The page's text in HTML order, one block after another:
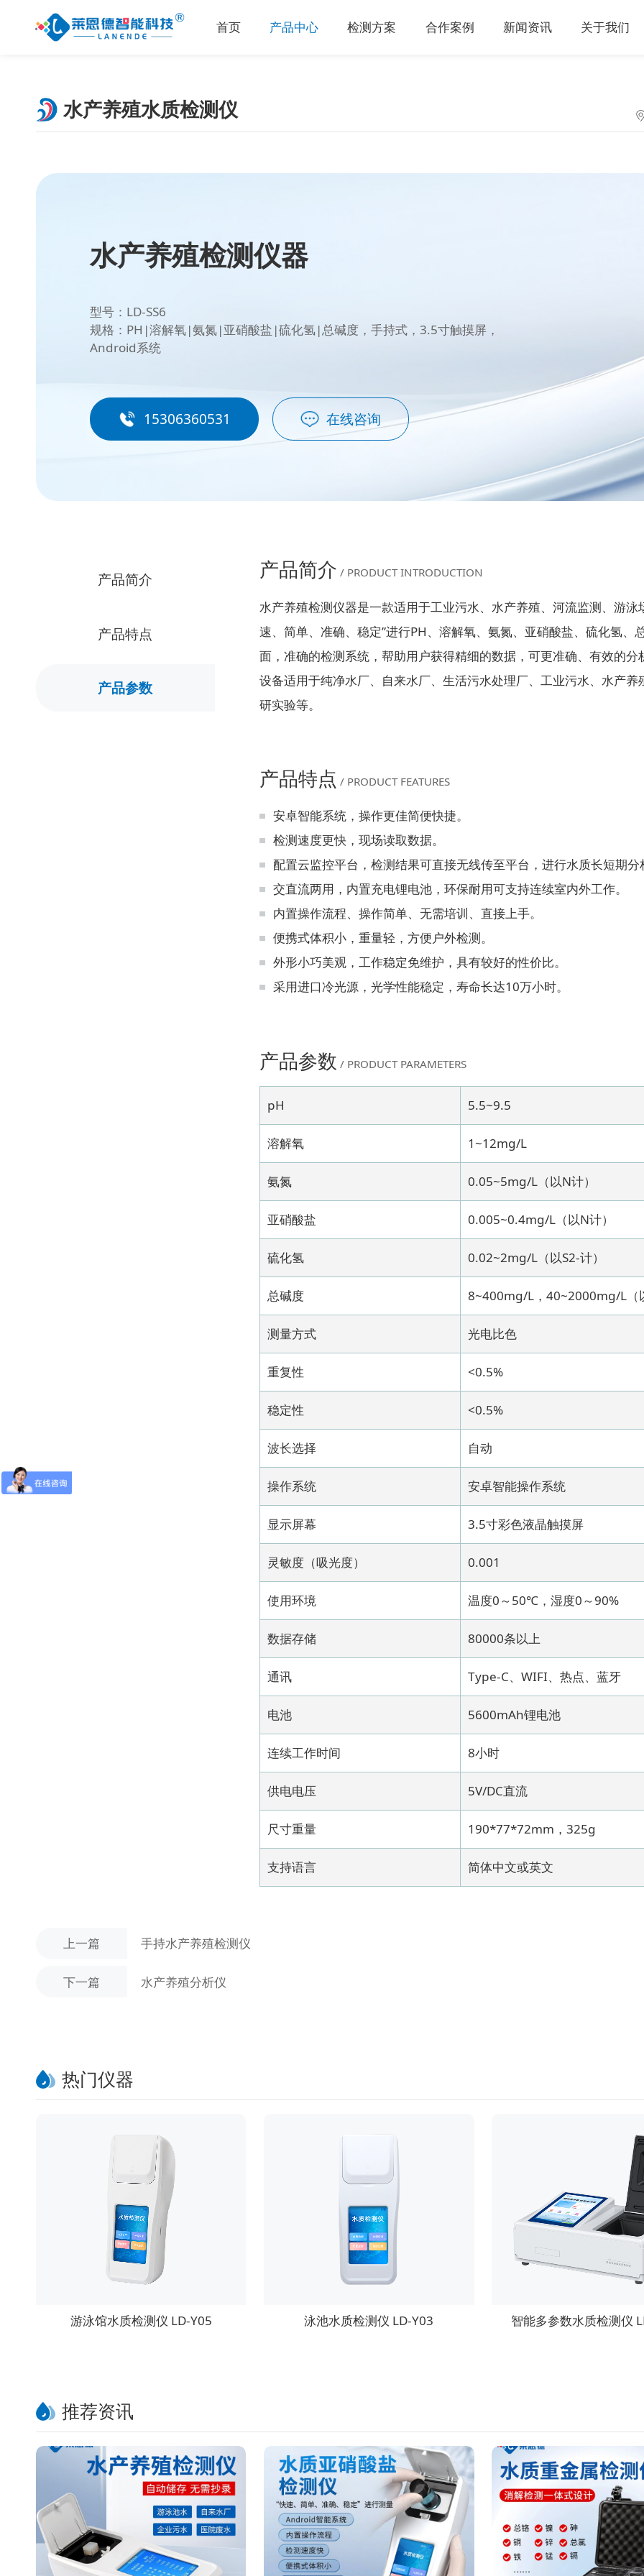
首页 产品中心 检测方案 合作案例 新闻资讯 关于我们
水产养殖水质检测仪
水产养殖检测仪器
型号：LD-SS6
规格：PH|溶解氧|氨氮|亚硝酸盐|硫化氢|总碱度，手持式，3.5寸触摸屏，
Android系统
15306360531 在线咨询
产品简介
产品特点
产品参数
产品简介 / PRODUCT INTRODUCTION
水产养殖检测仪器是一款适用于工业污水、水产养殖、河流监测、游
速、简单、准确、稳定”进行PH、溶解氧、氨氮、亚硝酸盐、硫化氢
面，准确的检测系统，帮助用户获得精细的数据，可更准确、有效的分
设备适用于纯净水厂、自来水厂、生活污水处理厂、工业污水、水产
研实验等。
产品特点 / PRODUCT FEATURES
安卓智能系统，操作更佳简便快捷。
检测速度更快，现场读取数据。
配置云监控平台，检测结果可直接无线传至平台，进行水质长短期分
交直流两用，内置充电锂电池，环保耐用可支持连续室内外工作。
内置操作流程、操作简单、无需培训、直接上手。
便携式体积小，重量轻，方便户外检测。
外形小巧美观，工作稳定免维护，具有较好的性价比。
采用进口冷光源，光学性能稳定，寿命长达10万小时。
产品参数 / PRODUCT PARAMETERS
pH 5.5~9.5
溶解氧 1~12mg/L
氨氮 0.05~5mg/L（以N计）
亚硝酸盐 0.005~0.4mg/L（以N计）
硫化氢 0.02~2mg/L（以S2-计）
总碱度 8~400mg/L，40~2000mg/L（
测量方式 光电比色
重复性 <0.5%
稳定性 <0.5%
波长选择 自动
操作系统 安卓智能操作系统
显示屏幕 3.5寸彩色液晶触摸屏
灵敏度（吸光度） 0.001
使用环境 温度0～50℃，湿度0～90%
数据存储 80000条以上
通讯 Type-C、WIFI、热点、蓝牙
电池 5600mAh锂电池
连续工作时间 8小时
供电电压 5V/DC直流
尺寸重量 190*77*72mm，325g
支持语言 简体中文或英文
上一篇 手持水产养殖检测仪
下一篇 水产养殖分析仪
热门仪器
游泳馆水质检测仪 LD-Y05 泳池水质检测仪 LD-Y03 智能多参数水质检测仪
推荐资讯